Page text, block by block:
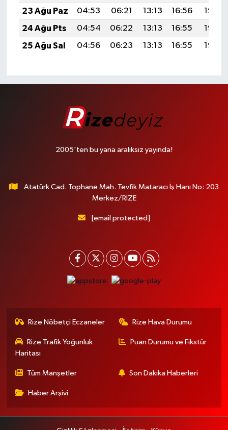
23 Ağu Paz
04:53 06:21 13:13 16:56
19:56
24 Ağu Pts
04:54 06:22 13:13 16:55
19:55
25 Ağu Sal
04:56 06:23 13:13 16:55 19:53
2005'ten bu yana aralıksız yayında!
Atatürk Cad. Tophane Mah. Tevfik Mataracı İş Hanı No: 203
Merkez/RİZE
[email protected]
Rize Nöbetçi Eczaneler Rize Hava Durumu
Rize Trafik Yoğunluk
Haritası
Puan Durumu ve Fikstür
Tüm Manşetler Son Dakika Haberleri
Haber Arşivi